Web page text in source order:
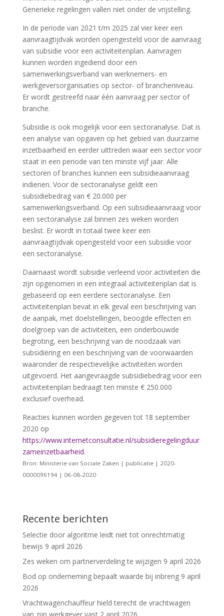
Generieke regelingen vallen niet onder de vrijstelling.
In de periode van 2021 t/m 2025 zal vier keer een
aanvraagtijdvak worden opengesteld voor de aanvraag
van subsidie voor een activiteitenplan. Aanvragen
kunnen worden ingediend door een
samenwerkingsverband van werknemers- en
werkgeversorganisaties op sector- of brancheniveau.
Er wordt gestreefd naar één aanvraag per sector of
branche.
Subsidie is ook mogelijk voor een sectoranalyse. Dat is
een analyse van opgaven op het gebied van duurzame
inzetbaarheid en eerder uittreden waar een sector voor
staat in een periode van ten minste vijf jaar. Alle
sectoren of branches kunnen een subsidieaanvraag
indienen. Voor de sectoranalyse geldt een
subsidiebedrag van € 20.000 per
samenwerkingsverband. Op een subsidieaanvraag voor
een sectoranalyse zal binnen zes weken worden
beslist. Er wordt in totaal twee keer een
aanvraagtijdvak opengesteld voor een subsidie voor
een sectoranalyse.
Daarnaast wordt subsidie verleend voor activiteiten die
zijn opgenomen in een integraal activiteitenplan dat is
gebaseerd op een eerdere sectoranalyse. Een
activiteitenplan bevat in elk geval een beschrijving van
de aanpak, met doelstellingen, beoogde effecten en
doelgroep van de activiteiten, een onderbouwde
begroting, een beschrijving van de noodzaak van
subsidiëring en een beschrijving van de voorwaarden
waaronder de respectievelijke activiteiten worden
uitgevoerd. Het aangevraagde subsidiebedrag voor een
activiteitenplan bedraagt ten minste € 250.000
exclusief overhead.
Reacties kunnen worden gegeven tot 18 september
2020 op
https://www.internetconsultatie.nl/subsidieregelingduur
zameinzetbaarheid.
Bron: Ministerie van Sociale Zaken | publicatie | 2020-
0000096194 | 06-08-2020
Recente berichten
Selectie door algoritme leidt niet tot onrechtmatig
bewijs 9 april 2026
Zes weken om partnerverdeling te wijzigen 9 april 2026
Bod op onderneming bepaalt waarde bij inbreng 9 april
2026
Vrachtwagenchauffeur hield terecht de vrachtwagen